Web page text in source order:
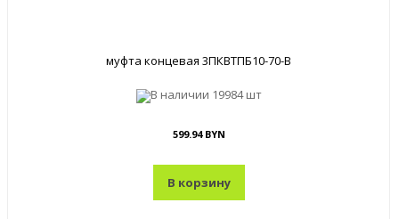
муфта концевая 3ПКВТПБ10-70-В
В наличии 19984 шт
599.94 BYN
В корзину